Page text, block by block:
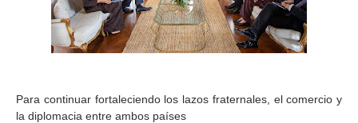
Para continuar fortaleciendo los lazos fraternales, el comercio y
la diplomacia entre ambos países